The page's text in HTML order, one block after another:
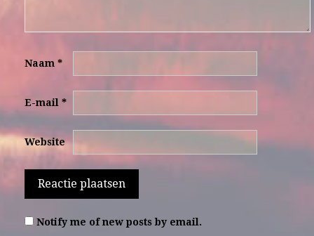
Naam *
E-mail *
Website
Notify me of new posts by email.